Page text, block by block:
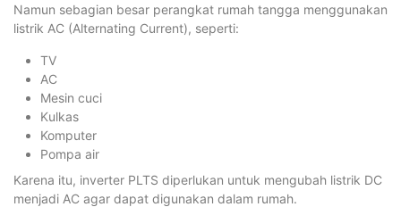
Namun sebagian besar perangkat rumah tangga menggunakan
listrik AC (Alternating Current), seperti:
TV
AC
Mesin cuci
Kulkas
Komputer
Pompa air
Karena itu, inverter PLTS diperlukan untuk mengubah listrik DC
menjadi AC agar dapat digunakan dalam rumah.